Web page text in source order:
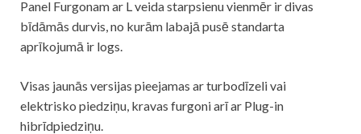
Panel Furgonam ar L veida starpsienu vienmēr ir divas
bīdāmās durvis, no kurām labajā pusē standarta
aprīkojumā ir logs.
Visas jaunās versijas pieejamas ar turbodīzeli vai
elektrisko piedziņu, kravas furgoni arī ar Plug-in
hibrīdpiedziņu.